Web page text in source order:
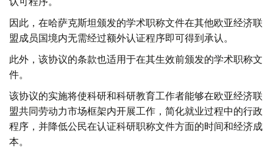
因此，在哈萨克斯坦颁发的学术职称文件在其他欧亚经济联
盟成员国境内无需经过额外认证程序即可得到承认。
此外，该协议的条款也适用于在其生效前颁发的学术职称文
件。
该协议的实施将使科研和科研教育工作者能够在欧亚经济联
盟共同劳动力市场框架内开展工作，简化就业过程中的行政
程序，并降低公民在认证科研职称文件方面的时间和经济成
本。